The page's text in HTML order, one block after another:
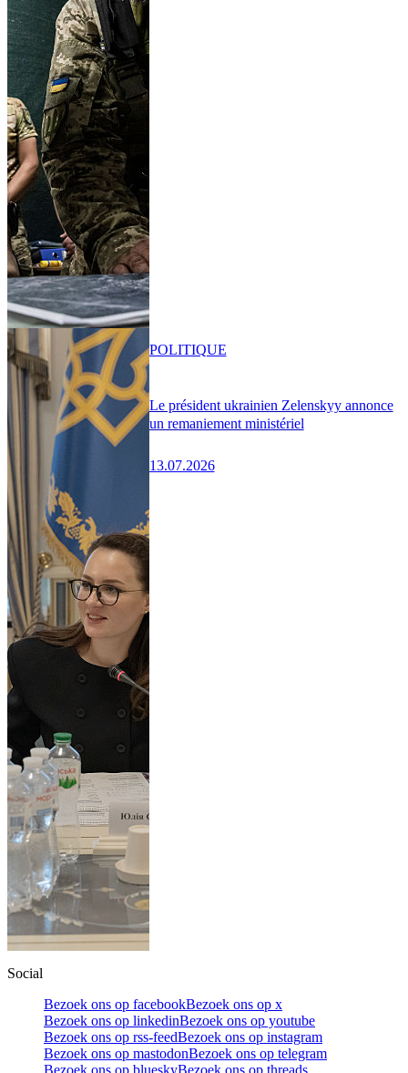
Le président ukrainien Zelenskyy annonce
un remaniement ministériel
13.07.2026
POLITIQUE
Social
Bezoek ons op facebookBezoek ons op x
Bezoek ons op linkedinBezoek ons op youtube
Bezoek ons op rss-feedBezoek ons op instagram
Bezoek ons op mastodonBezoek ons op telegram